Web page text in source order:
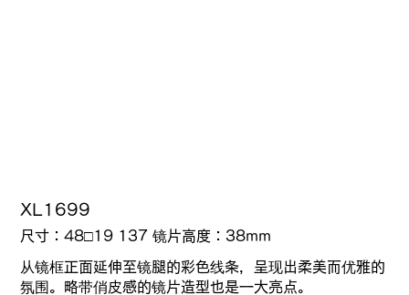
XL1699
尺寸：48□19 137 镜片高度：38mm
从镜框正面延伸至镜腿的彩色线条，呈现出柔美而优雅的
氛围。略带俏皮感的镜片造型也是一大亮点。